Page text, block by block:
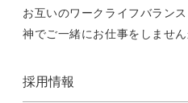
お互いのワークライフバラン
神でご一緒にお仕事をしません
採用情報